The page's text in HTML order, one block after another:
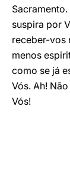
suspira por
receber-vos
menos
como se já
Vós. Ah!
Vós!